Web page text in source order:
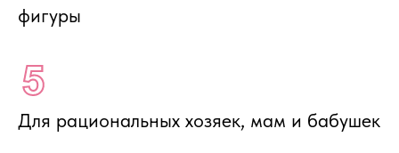
фигуры
Для рациональных хозяек, мам и бабушек